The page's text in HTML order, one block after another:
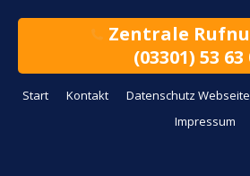
Zentrale
(03301) 53 63
Start Kontakt Datenschutz Webseite
Impressum